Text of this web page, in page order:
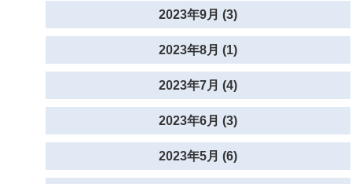
2023年9月 (3)
2023年8月 (1)
2023年7月 (4)
2023年6月 (3)
2023年5月 (6)